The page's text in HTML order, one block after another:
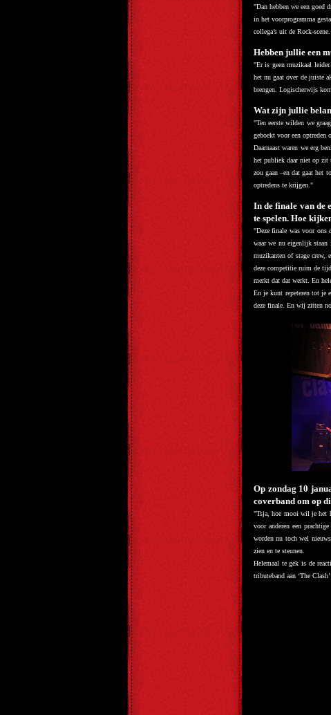
"Dan hebben we een goed
in het voorprogramma
collega’s uit de Rock-
Hebben jullie een
"Er is geen muzikaal
het nu gaat over de juiste
brengen. Logischerwijs
Wat zijn jullie
"Ten eerste wilden we
geboekt voor een optreden
Daarnaast waren we erg
het publiek daar niet op zit
zou gaan –en dat gaat het
optredens te krijgen. "
In de finale van de
te spelen. Hoe
"Deze finale was voor ons
waar we nu eigenlijk staan
muzikanten of stage crew,
deze competitie ruim de
merkt dat dat werkt. En
En je kunt repeteren tot je
deze finale. En wij zitten
Op zondag 10
coverband om op
"Tsja, hoe mooi wil je het
voor anderen een
worden nu toch wel
zien en te steunen.
Helemaal te gek is de
tributeband aan ‘The